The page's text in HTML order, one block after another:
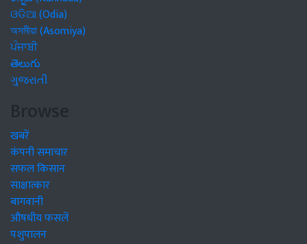
ଓଡିଆ (Odia)
অসমীয়া (Asomiya)
ਪੰਜਾਬੀ
తెలుగు
ગુજરાતી
Browse
खबरें
कंपनी समाचार
सफल किसान
साक्षात्कार
बागवानी
औषधीय फसलें
पशुपालन